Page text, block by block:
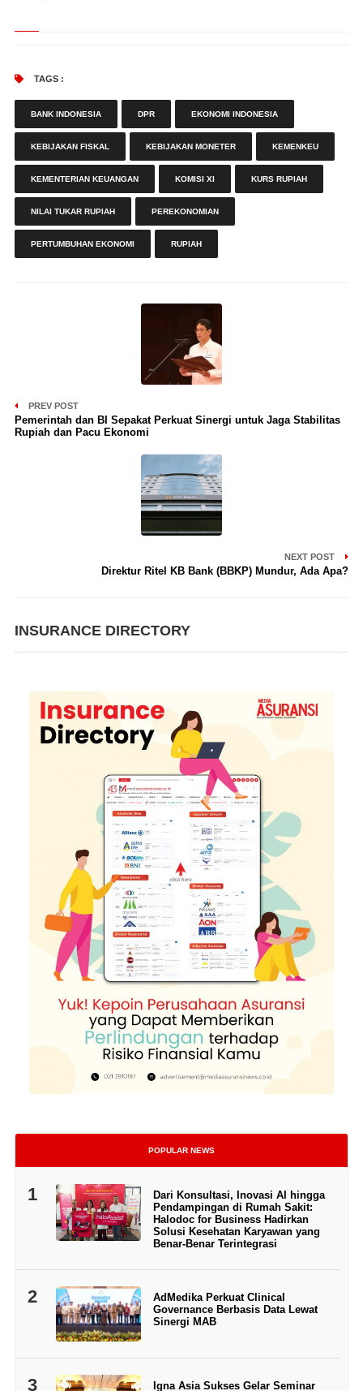
TAGS :
BANK INDONESIA DPR EKONOMI INDONESIA
KEBIJAKAN FISKAL KEBIJAKAN MONETER KEMENKEU
KEMENTERIAN KEUANGAN KOMISI XI KURS RUPIAH
NILAI TUKAR RUPIAH PEREKONOMIAN
PERTUMBUHAN EKONOMI RUPIAH
PREV POST
Pemerintah dan BI Sepakat Perkuat Sinergi untuk Jaga Stabilitas
Rupiah dan Pacu Ekonomi
NEXT POST
Direktur Ritel KB Bank (BBKP) Mundur, Ada Apa?
INSURANCE DIRECTORY
POPULAR NEWS
1
Dari Konsultasi, Inovasi AI hingga
Pendampingan di Rumah Sakit:
Halodoc for Business Hadirkan
Solusi Kesehatan Karyawan yang
Benar-Benar Terintegrasi
2
AdMedika Perkuat Clinical
Governance Berbasis Data Lewat
Sinergi MAB
3 Igna Asia Sukses Gelar Seminar